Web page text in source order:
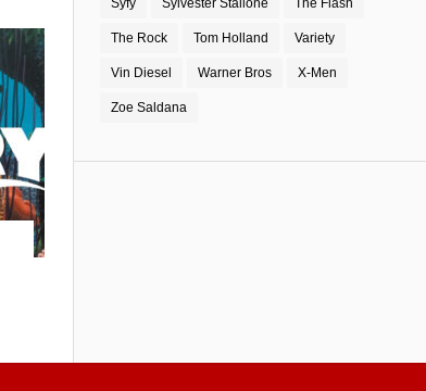
Syfy Sylvester Stallone The Flash
The Rock Tom Holland Variety
Vin Diesel Warner Bros X-Men
Zoe Saldana